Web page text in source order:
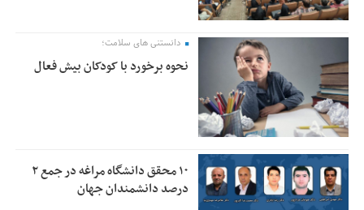
دانستنی های سلامت؛
نحوه برخورد با کودکان بیش فعال
۱۰ محقق دانشگاه مراغه در جمع ۲
درصد دانشمندان جهان